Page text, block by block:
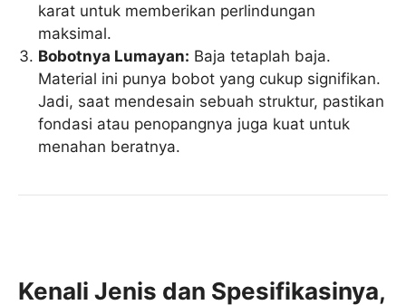
karat untuk memberikan perlindungan
maksimal.
Bobotnya Lumayan: Baja tetaplah baja.
Material ini punya bobot yang cukup signifikan.
Jadi, saat mendesain sebuah struktur, pastikan
fondasi atau penopangnya juga kuat untuk
menahan beratnya.
Kenali Jenis dan Spesifikasinya,